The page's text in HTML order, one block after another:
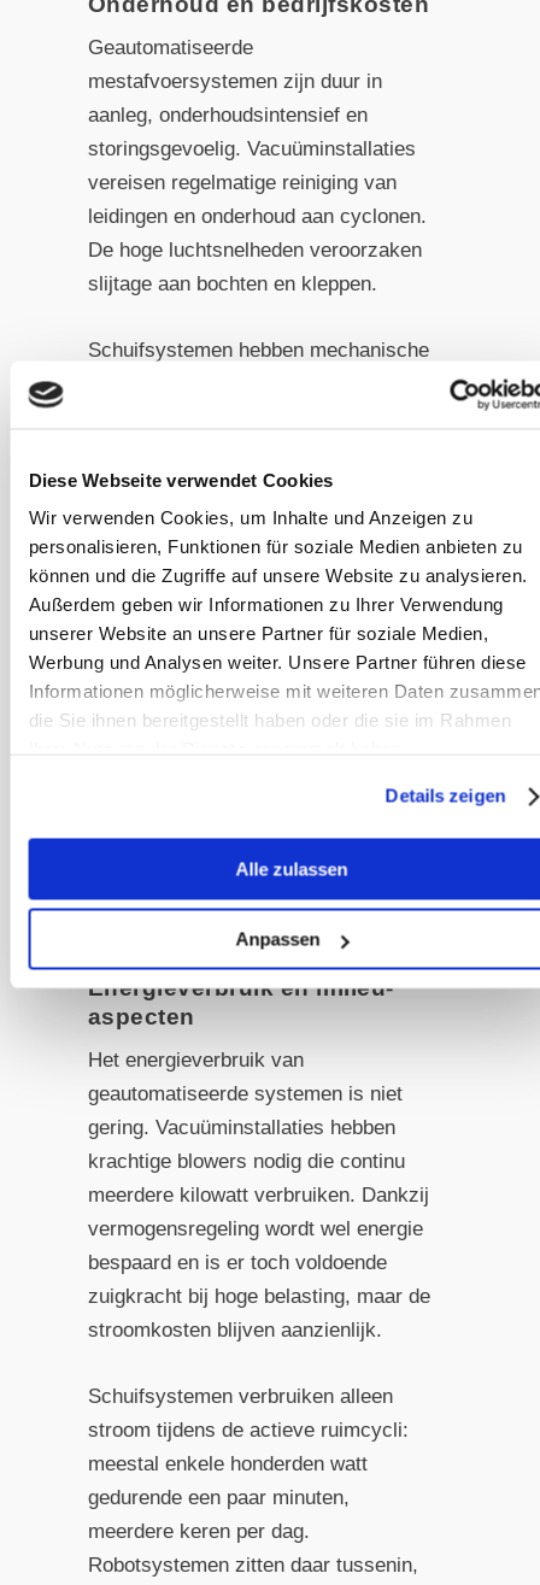
Diese Webseite verwendet Cookies
Wir verwenden Cookies, um Inhalte und Anzeigen zu
personalisieren, Funktionen für soziale Medien anbieten zu
können und die Zugriffe auf unsere Website zu analysieren.
Außerdem geben wir Informationen zu Ihrer Verwendung
unserer Website an unsere Partner für soziale Medien,
Werbung und Analysen weiter. Unsere Partner führen diese
Informationen möglicherweise mit weiteren Daten
die Sie ihnen bereitgestellt haben oder die sie im Rahmen
Details zeigen
Alle zulassen
Anpassen
Geautomatiseerde
mestafvoersystemen zijn duur in
aanleg, onderhoudsintensief en
storingsgevoelig. Vacuüminstallaties
vereisen regelmatige reiniging van
leidingen en onderhoud aan cyclonen.
De hoge luchtsnelheden veroorzaken
slijtage aan bochten en kleppen.
Schuifsystemen hebben mechanische
Bij vorst kunnen hydraulische
systemen bevriezen; elektrische
componenten zijn gevoelig voor
stalstof en vocht.
Robotsystemen vragen het meeste
onderhoud. Sensoren moeten
regelmatig worden gereinigd, software-
Energieverbruik en milieu-
aspecten
Het energieverbruik van
geautomatiseerde systemen is niet
gering. Vacuüminstallaties hebben
krachtige blowers nodig die continu
meerdere kilowatt verbruiken. Dankzij
vermogensregeling wordt wel energie
bespaard en is er toch voldoende
zuigkracht bij hoge belasting, maar de
stroomkosten blijven aanzienlijk.
Schuifsystemen verbruiken alleen
stroom tijdens de actieve ruimcycli:
meestal enkele honderden watt
gedurende een paar minuten,
meerdere keren per dag.
Robotsystemen zitten daar tussenin,